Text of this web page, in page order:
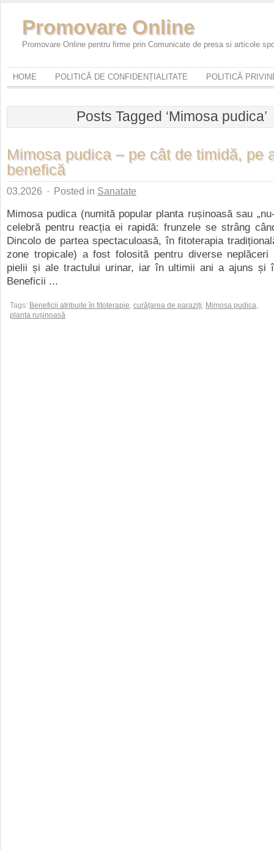
Promovare Online
Promovare Online pentru firme prin Comunicate de presa si articole
HOME POLITICĂ DE CONFIDENȚIALITATE POLITICĂ
Posts Tagged ‘Mimosa pudica’
Mimosa pudica – pe cât de timidă, pe
benefică
03.2026 · Posted in Sanatate
Mimosa pudica (numită popular planta rușinoasă sau
celebră pentru reacția ei rapidă: frunzele se strâng
Dincolo de partea spectaculoasă, în fitoterapia
zone tropicale) a fost folosită pentru diverse neplăceri
pielii și ale tractului urinar, iar în ultimii ani a ajuns și
Beneficii ...
Tags: Beneficii atribuite în fitoterapie, curățarea de paraziți, Mimosa pudica,
planta rușinoasă